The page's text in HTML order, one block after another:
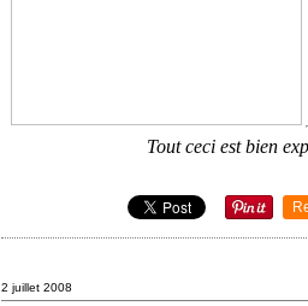
Tout ceci est bien
2 juillet 2008